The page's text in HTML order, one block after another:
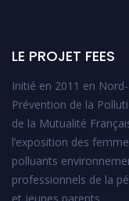
LE PROJET FEES
Initié en 2011 en
Prévention de la
de la Mutualité
l’exposition des
polluants
professionnels de la